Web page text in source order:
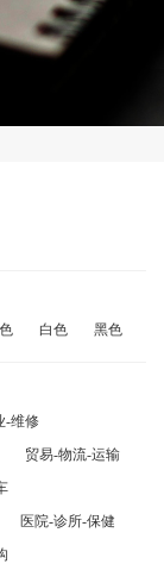
白色 黑色
-维修
贸易-物流-运输
医院-诊所-保健